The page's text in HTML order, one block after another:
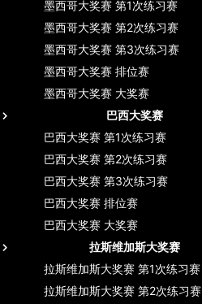
墨西哥大奖赛 第1次练习赛
墨西哥大奖赛 第2次练习赛
墨西哥大奖赛 第3次练习赛
墨西哥大奖赛 排位赛
墨西哥大奖赛 大奖赛
巴西大奖赛
巴西大奖赛 第1次练习赛
巴西大奖赛 第2次练习赛
巴西大奖赛 第3次练习赛
巴西大奖赛 排位赛
巴西大奖赛 大奖赛
拉斯维加斯大奖赛
拉斯维加斯大奖赛 第1次练习赛
拉斯维加斯大奖赛 第2次练习赛